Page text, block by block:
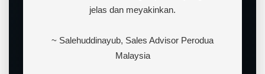
jelas dan meyakinkan.
~ Salehuddinayub, Sales Advisor Perodua
Malaysia